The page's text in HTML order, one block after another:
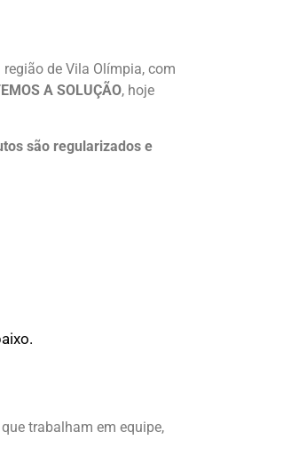
de Vila Olímpia, com
A SOLUÇÃO, hoje
são regularizados e
trabalham em equipe,